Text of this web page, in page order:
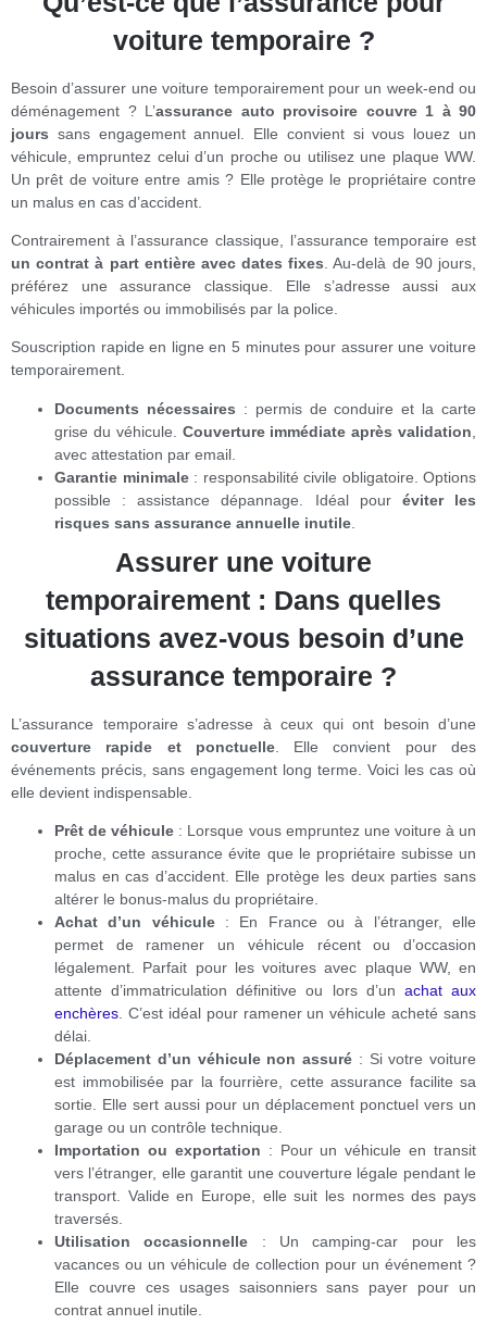
voiture temporaire ?
Besoin d’assurer une voiture temporairement pour un week-end ou
déménagement ? L’assurance auto provisoire couvre 1 à 90
jours sans engagement annuel. Elle convient si vous louez un
véhicule, empruntez celui d’un proche ou utilisez une plaque WW.
Un prêt de voiture entre amis ? Elle protège le propriétaire contre
un malus en cas d’accident.
Contrairement à l’assurance classique, l’assurance temporaire est
un contrat à part entière avec dates fixes . Au-delà de 90 jours,
préférez une assurance classique. Elle s’adresse aussi aux
véhicules importés ou immobilisés par la police.
Souscription rapide en ligne en 5 minutes pour assurer une voiture
temporairement.
Documents nécessaires : permis de conduire et la carte
grise du véhicule. Couverture immédiate après validation
avec attestation par email.
Garantie minimale: responsabilité civile obligatoire. Options
possible : assistance dépannage. Idéal pour éviter les
risques sans assurance annuelle inutile
Assurer une voiture
temporairement : Dans quelles
situations avez-vous besoin d’une
assurance temporaire ?
L’assurance temporaire s’adresse à ceux qui ont besoin d’une
couverture rapide et ponctuelle. Elle convient pour des
événements précis, sans engagement long terme. Voici les cas où
elle devient indispensable.
Prêt de véhicule : Lorsque vous empruntez une voiture à un
proche, cette assurance évite que le propriétaire subisse un
malus en cas d’accident. Elle protège les deux parties sans
altérer le bonus-malus du propriétaire.
Achat d’un véhicule: En France ou à l’étranger, elle
permet de ramener un véhicule récent ou d’occasion
légalement. Parfait pour les voitures avec plaque WW, en
attente d’immatriculation définitive ou lors d’un achat aux
enchères. C’est idéal pour ramener un véhicule acheté sans
délai.
Déplacement d’un véhicule non assuré : Si votre voiture
est immobilisée par la fourrière, cette assurance facilite sa
sortie. Elle sert aussi pour un déplacement ponctuel vers un
garage ou un contrôle technique.
Importation ou exportation : Pour un véhicule en transit
vers l’étranger, elle garantit une couverture légale pendant le
transport. Valide en Europe, elle suit les normes des pays
traversés.
Utilisation occasionnelle : Un camping-car pour les
vacances ou un véhicule de collection pour un événement ?
Elle couvre ces usages saisonniers sans payer pour un
contrat annuel inutile.